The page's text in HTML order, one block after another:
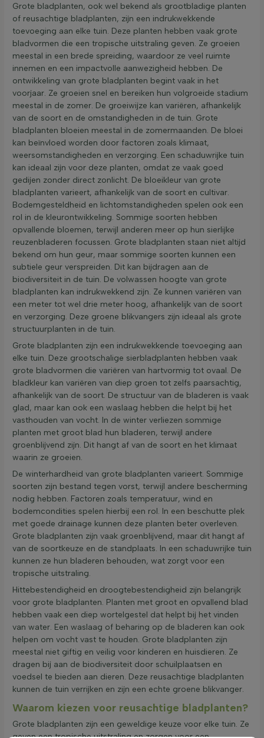
Grote bladplanten, ook wel bekend als grootbladige planten
of reusachtige bladplanten, zijn een indrukwekkende
toevoeging aan elke tuin. Deze planten hebben vaak grote
bladvormen die een tropische uitstraling geven. Ze groeien
meestal in een brede spreiding, waardoor ze veel ruimte
innemen en een impactvolle aanwezigheid hebben. De
ontwikkeling van grote bladplanten begint vaak in het
voorjaar. Ze groeien snel en bereiken hun volgroeide stadium
meestal in de zomer. De groeiwijze kan variëren, afhankelijk
van de soort en de omstandigheden in de tuin. Grote
bladplanten bloeien meestal in de zomermaanden. De bloei
kan beïnvloed worden door factoren zoals klimaat,
weersomstandigheden en verzorging. Een schaduwrijke tuin
kan ideaal zijn voor deze planten, omdat ze vaak goed
gedijen zonder direct zonlicht. De bloeikleur van grote
bladplanten varieert, afhankelijk van de soort en cultivar.
Bodemgesteldheid en lichtomstandigheden spelen ook een
rol in de kleurontwikkeling. Sommige soorten hebben
opvallende bloemen, terwijl anderen meer op hun sierlijke
reuzenbladeren focussen. Grote bladplanten staan niet altijd
bekend om hun geur, maar sommige soorten kunnen een
subtiele geur verspreiden. Dit kan bijdragen aan de
biodiversiteit in de tuin. De volwassen hoogte van grote
bladplanten kan indrukwekkend zijn. Ze kunnen variëren van
een meter tot wel drie meter hoog, afhankelijk van de soort
en verzorging. Deze groene blikvangers zijn ideaal als grote
structuurplanten in de tuin.
Grote bladplanten zijn een indrukwekkende toevoeging aan
elke tuin. Deze grootschalige sierbladplanten hebben vaak
grote bladvormen die variëren van hartvormig tot ovaal. De
bladkleur kan variëren van diep groen tot zelfs paarsachtig,
afhankelijk van de soort. De structuur van de bladeren is vaak
glad, maar kan ook een waslaag hebben die helpt bij het
vasthouden van vocht. In de winter verliezen sommige
planten met groot blad hun bladeren, terwijl andere
groenblijvend zijn. Dit hangt af van de soort en het klimaat
waarin ze groeien.
De winterhardheid van grote bladplanten varieert. Sommige
soorten zijn bestand tegen vorst, terwijl andere bescherming
nodig hebben. Factoren zoals temperatuur, wind en
bodemcondities spelen hierbij een rol. In een beschutte plek
met goede drainage kunnen deze planten beter overleven.
Grote bladplanten zijn vaak groenblijvend, maar dit hangt af
van de soortkeuze en de standplaats. In een schaduwrijke tuin
kunnen ze hun bladeren behouden, wat zorgt voor een
tropische uitstraling.
Hittebestendigheid en droogtebestendigheid zijn belangrijk
voor grote bladplanten. Planten met groot en opvallend blad
hebben vaak een diep wortelgestel dat helpt bij het vinden
van water. Een waslaag of beharing op de bladeren kan ook
helpen om vocht vast te houden. Grote bladplanten zijn
meestal niet giftig en veilig voor kinderen en huisdieren. Ze
dragen bij aan de biodiversiteit door schuilplaatsen en
voedsel te bieden aan dieren. Deze reusachtige bladplanten
kunnen de tuin verrijken en zijn een echte groene blikvanger.
Waarom kiezen voor reusachtige bladplanten?
Grote bladplanten zijn een geweldige keuze voor elke tuin. Ze